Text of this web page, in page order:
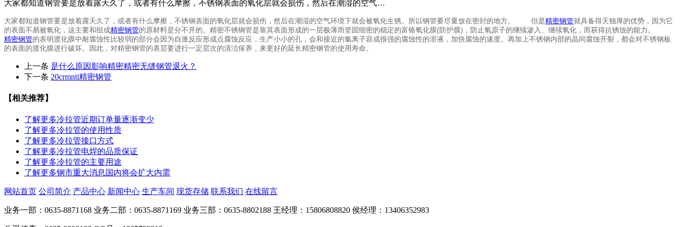
大家都知道钢管要是放着露天久了，或者有什么摩擦，不锈钢表面的氧化层就会损伤，然后在潮湿的空气…
大家都知道钢管要是放着露天久了，或者有什么摩擦，不锈钢表面的氧化层就会损伤，然后在潮湿的空气环境下就会被氧化生锈。所以钢管要尽量放在密封的地方。 但是精密钢管就具备得天独厚的优势，因为它
的表面不易被氧化，这主要和组成精密钢管的原材料是分不开的。精密不锈钢管是靠其表面形成的一层极薄而坚固细密的稳定的富铬氧化膜(防护膜)，防止氧原子的继续渗入、继续氧化，而获得抗锈蚀的能力。
精密钢管的表明渡化膜中耐腐蚀性比较弱的部分会因为自激反应形成点腐蚀反应，生产小小的孔，会和接近的氯离子容成很强的腐蚀性的溶液，加快腐蚀的速度。再加上不锈钢内部的晶间腐蚀开裂，都会对不锈钢板
的表面的渡化膜进行破坏。因此，对精密钢管的表层要进行一定层次的清洁保养，来更好的延长精密钢管的使用寿命。
上一条 是什么原因影响精密精密无缝钢管退火？
下一条 20crmnti精密钢管
【相关推荐】
了解更多冷拉管近期订单量逐渐变少
了解更多冷拉管的使用性质
了解更多冷拉管接口方式
了解更多冷拉管电焊的品质保证
了解更多冷拉管的主要用途
了解更多钢市重大消息国内将会扩大内需
网站首页 公司简介 产品中心 新闻中心 生产车间 现货存储 联系我们 在线留言
业务一部：0635-8871168 业务二部：0635-8871169 业务三部：0635-8802188 王经理：15806808820 侯经理：13406352983